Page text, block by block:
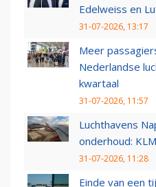
Edelweiss en
31-07-2026, 13:17
Meer
Nederlandse
kwartaal
31-07-2026, 11:57
Luchthavens
onderhoud:
31-07-2026, 11:28
Einde van een